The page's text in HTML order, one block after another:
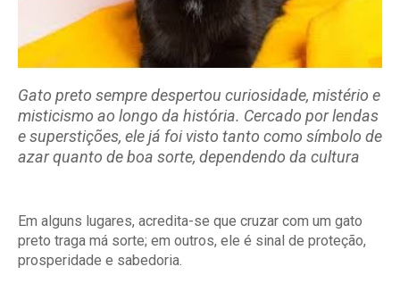
Gato preto sempre despertou curiosidade, mistério e
misticismo ao longo da história. Cercado por lendas
e superstições, ele já foi visto tanto como símbolo de
azar quanto de boa sorte, dependendo da cultura
Em alguns lugares, acredita-se que cruzar com um gato
preto traga má sorte; em outros, ele é sinal de proteção,
prosperidade e sabedoria.